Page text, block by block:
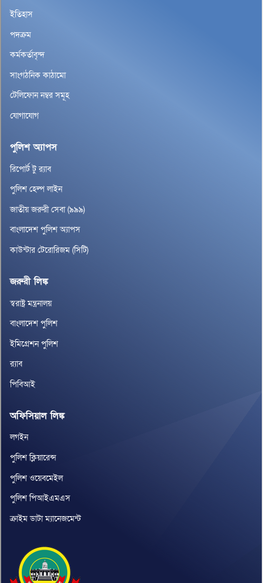
ইতিহাস
পদক্রম
কর্মকর্তাবৃন্দ
সাংগঠনিক কাঠামো
টেলিফোন নম্বর সমূহ
যোগাযোগ
পুলিশ অ্যাপস
রিপোর্ট টু র‌্যাব
পুলিশ হেল্প লাইন
জাতীয় জরুরী সেবা (৯৯৯)
বাংলাদেশ পুলিশ অ্যাপস
কাউন্টার টেরোরিজম (সিটি)
জরুরী লিঙ্ক
স্বরাষ্ট্র মন্ত্রনালয়
বাংলাদেশ পুলিশ
ইমিগ্রেশন পুলিশ
র‌্যাব
পিবিআই
অফিসিয়াল লিঙ্ক
লগইন
পুলিশ ক্লিয়ারেন্স
পুলিশ ওয়েবমেইল
পুলিশ পিআইএমএস
ক্রাইম ডাটা ম্যানেজমেন্ট